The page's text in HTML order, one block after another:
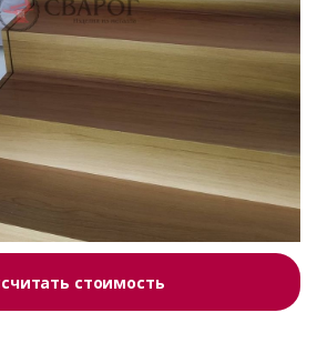
стоимость